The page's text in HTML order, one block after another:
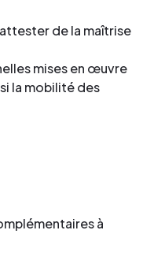
de la maîtrise
mises en œuvre
la mobilité des
à